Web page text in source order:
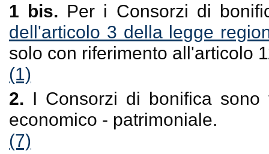
1 bis. Per i Consorzi di
dell'articolo 3 della legge
solo con riferimento all'articolo
(1)
2. I Consorzi di bonifica sono
economico - patrimoniale.
(7)